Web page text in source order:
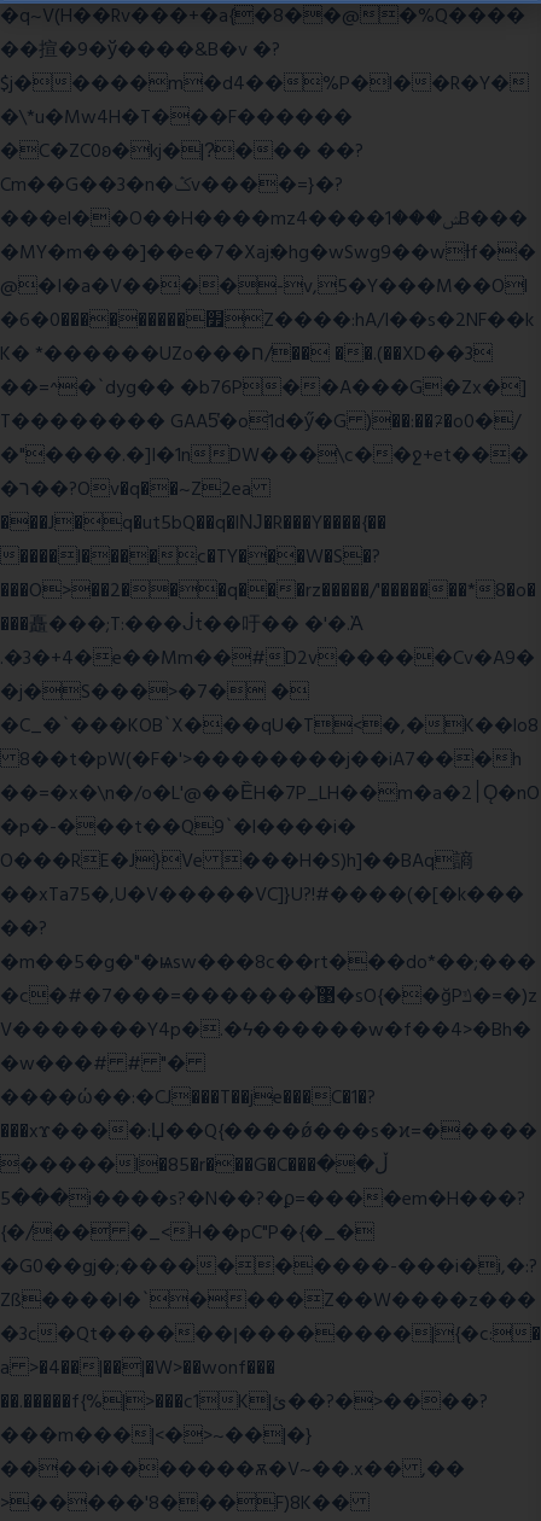
�q~V(H��Rv���+�a{�8��@�%Q����
��揎�9�ў����&B�v �?
$j�����m�d4��%P�l��R�Y�
�\*u�Mw4H�T���F������
�C�ZC0ʚ�kj�|?ͮ��� ��?
Cm��G��3�n�ݣv����=}�?
���el��O��H����mzݾ���1����4B���
�MY�m���]��e�7�Xaj׃�hg�wSwg9��wƗf��
@�I�a�V����-v,5�Y���M��Ol
�׿���������0�6Z����:hA/I��s�2NF��k
K� *������UZo���ח/�� ��.(��XD��3
��=^�`dyg�� �b76P��A���G�Zx�]
T�������� GAA5̔�o1d�ӳ�G )��:��ℱ�o0�/
�"����.�]I�1nDW���\c��ջ+et���
�ר��?Ov�q��~Z2ea
���J�q�ut5bQ��q�lǊ�R���Y����{��
����l����c�TY���W�S�?
���O>��2���q���rz�����/'�������*8�o�
���矗���;T:���ᒎt��吁�� �'�.Ὰ
.�3�+4�e��Mm��#D2v�����Cv�A9�
�j�S���>�7� �
�C_�`���KOB`X���qU�T<�,�K��lo8
8��t�pW(�F�'>��������j��iA7���h
��=�x�\n�/o�L'@��ȄH�7P_LH��m�a�2׀Ǫ�nO
�p�-���t��Q9`�l����i�
O���RE�J}Ve ���H�S)h]��BAq謪
��xTa75�,U�V�����VC]}U?!#����(�[�k���
��?
�m��5�g�"�ѩsw���8c��rt���do*��;���
�c�#�޳�ͯ������=���7�sO{��ğPݿ�=�)z
V�������Y4p�.�ϟ������w�f��4>�Bh�
�w���# # "�
����ώ��:�CJ���T��je���C�1�?
���xϫ����:Џ��Q{����ǿ���s�ϰ=�����
�����l�85�r���G�C���ڵ��
���5i����s?�N��?�ϼ=����em�H���?
{�/�� �_<H��pC"P�{�_�
�G0��gj�;����������-���i�i,�:?
Zß����l�`����Z��W����z���
�3c�Qt������ן��������|{�c:�
a >�4��|��|�W>��wonf���
��.�����f{%|>���c1K|ئ��?�>����?
���m���|<�>~��|�}
����i�������ѫ�V~��.x�� ,��
>�����'8���F)8K��